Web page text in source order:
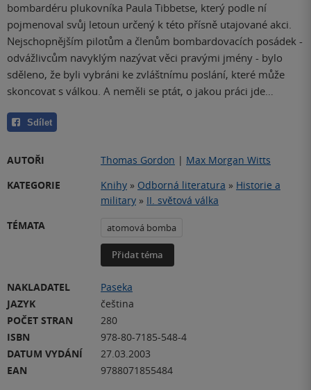
bombardéru plukovníka Paula Tibbetse, který podle ní
pojmenoval svůj letoun určený k této přísně utajované akci.
Nejschopnějším pilotům a členům bombardovacích posádek -
odvážlivcům navyklým nazývat věci pravými jmény - bylo
sděleno, že byli vybráni ke zvláštnímu poslání, které může
skoncovat s válkou. A neměli se ptát, o jakou práci jde…
Sdílet
AUTOŘI Thomas Gordon | Max Morgan Witts
KATEGORIE
Knihy » Odborná literatura » Historie a
military » II. světová válka
TÉMATA
atomová bomba
Přidat téma
NAKLADATEL
Paseka
JAZYK
čeština
POČET STRAN
280
ISBN
978-80-7185-548-4
DATUM VYDÁNÍ
27.03.2003
EAN
9788071855484